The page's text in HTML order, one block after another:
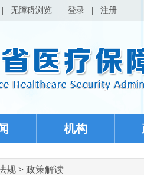
无障碍浏览 登录 注册
机构
规 > 政策解读